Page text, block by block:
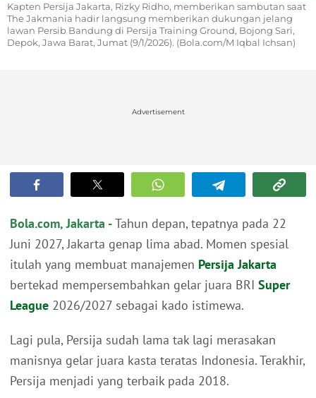
Kapten Persija Jakarta, Rizky Ridho, memberikan sambutan saat
The Jakmania hadir langsung memberikan dukungan jelang
lawan Persib Bandung di Persija Training Ground, Bojong Sari,
Depok, Jawa Barat, Jumat (9/1/2026). (Bola.com/M Iqbal Ichsan)
Advertisement
Bola.com, Jakarta -Tahun depan, tepatnya pada 22
Juni 2027, Jakarta genap lima abad. Momen spesial
itulah yang membuat manajemen Persija Jakarta
bertekad mempersembahkan gelar juara BRI Super
League 2026/2027 sebagai kado istimewa.
Lagi pula, Persija sudah lama tak lagi merasakan
manisnya gelar juara kasta teratas Indonesia. Terakhir,
Persija menjadi yang terbaik pada 2018.